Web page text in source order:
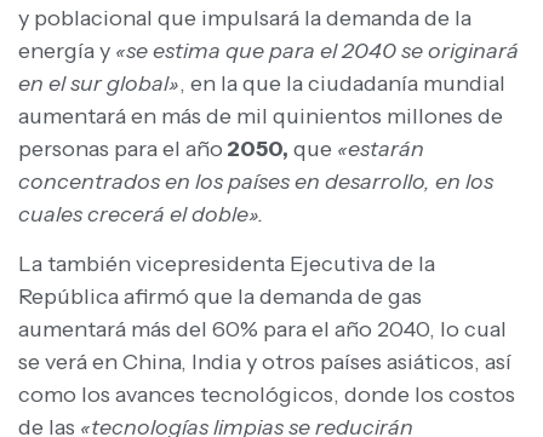
y poblacional que impulsará la demanda de la
energía y «se estima que para el 2040 se originará
en el sur global», en la que la ciudadanía mundial
aumentará en más de mil quinientos millones de
personas para el año 2050, que «estarán
concentrados en los países en desarrollo, en los
cuales crecerá el doble».
La también vicepresidenta Ejecutiva de la
República afirmó que la demanda de gas
aumentará más del 60% para el año 2040, lo cual
se verá en China, India y otros países asiáticos, así
como los avances tecnológicos, donde los costos
de las «tecnologías limpias se reducirán